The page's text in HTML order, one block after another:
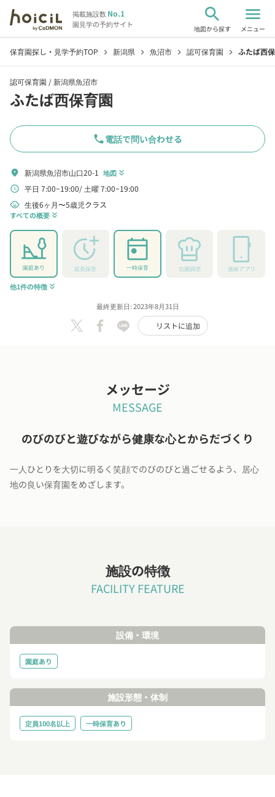
掲載施設数No.1
園見学の予約サイト
search
地図から探す
menu
メニュー
保育園探し・見学予約TOP chevron_right 新潟県 chevron_right 魚沼市 chevron_right 認可保育園 chevron_right ふたば西
認可保育園 /新潟県魚沼市
ふたば西保育園
phone電話で問い合わせる
location_on 新潟県魚沼市山口20-1 地図 keyboard_double_arrow_down
schedule 平日 7:00~19:00 土曜 7:00~19:00
child_care 生後6ヶ月〜5歳児クラス
すべての概要 keyboard_double_arrow_down
園庭あり 延長保育 一時保育 自園調理 連絡アプリ
他1件の特徴 keyboard_double_arrow_down
最終更新日: 2023年8月31日
リストに追加
メッセージ
MESSAGE
のびのびと遊びながら健康な心とからだづくり
一人ひとりを大切に明るく笑顔でのびのびと過ごせるよう、居心
地の良い保育園をめざします。
施設の特徴
FACILITY FEATURE
設備・環境
園庭あり
施設形態・体制
定員100名以上 一時保育あり